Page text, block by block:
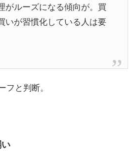
がルーズになる傾向が。買
いが習慣化している人は要
フと判断。